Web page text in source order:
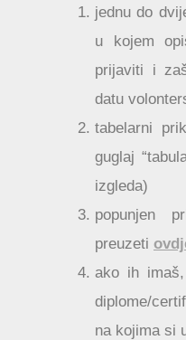
jednu do
u kojem
prijaviti i
datu
tabelarni
guglaj
izgleda)
popunjen
preuzeti
ako ih
diplome/
na kojima si